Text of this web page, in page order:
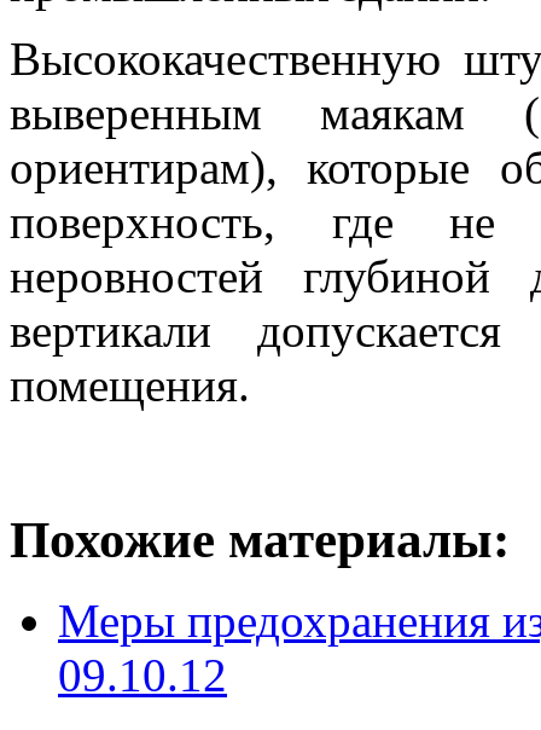
Высококачественную
выверенным маякам
ориентирам), которые
поверхность, где
неровностей
вертикали
помещения.
Похожие материалы:
Меры предохранения
09.10.12